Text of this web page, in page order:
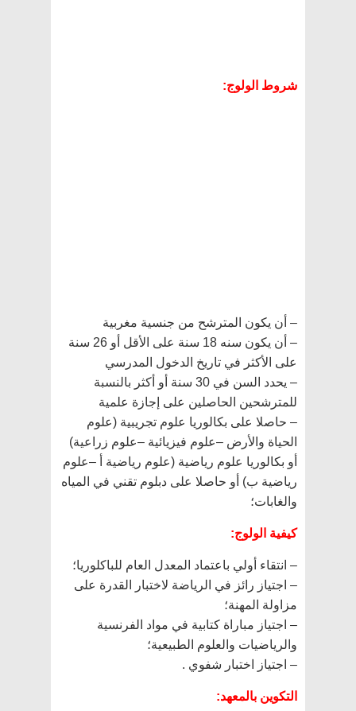
شروط الولوج:
– أن يكون المترشح من جنسية مغربية
– أن يكون سنه 18 سنة على الأقل أو 26 سنة
على الأكثر في تاريخ الدخول المدرسي
– يحدد السن في 30 سنة أو أكثر بالنسبة
للمترشحين الحاصلين على إجازة علمية
– حاصلا على بكالوريا علوم تجريبية (علوم
الحياة والأرض –علوم فيزيائية –علوم زراعية)
أو بكالوريا علوم رياضية (علوم رياضية أ –علوم
رياضية ب) أو حاصلا على دبلوم تقني في المياه
والغابات؛
كيفية الولوج:
– انتقاء أولي باعتماد المعدل العام للباكلوريا؛
– اجتياز رائز في الرياضة لاختبار القدرة على
مزاولة المهنة؛
– اجتياز مباراة كتابية في مواد الفرنسية
والرياضيات والعلوم الطبيعية؛
– اجتياز اختبار شفوي .
التكوين بالمعهد: